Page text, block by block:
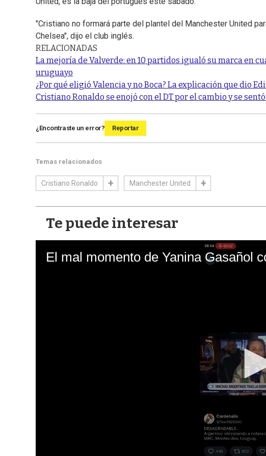
"Cristiano no formará parte del plantel del Manchester United
Chelsea", dijo el club inglés.
RELACIONADAS
La mejoría de Valverde: en 10 partidos igualó su marca en
uruguayo
¿Por qué eligió Valencia y no Boca? La explicación que dio
Cristiano Ronaldo se enojó con el DT por el cambio y se
¿Encontraste un error? Reportar
Temas relacionados
Cristiano Ronaldo Manchester United
Te puede interesar